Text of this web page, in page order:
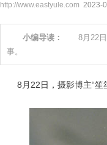
http://www.eastyule.com 2023-
小编导读：
8月22日
事。
8月22日，摄影博主“笙